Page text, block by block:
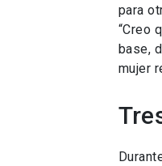
para
“Creo
base,
mujer